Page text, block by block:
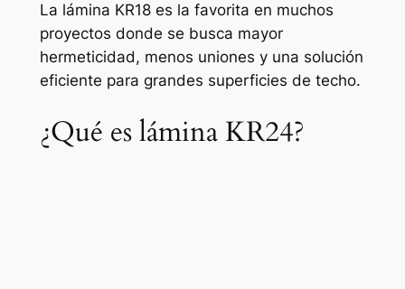
La lámina KR18 es la favorita en muchos
proyectos donde se busca mayor
hermeticidad, menos uniones y una solución
eficiente para grandes superficies de techo.
¿Qué es lámina KR24?